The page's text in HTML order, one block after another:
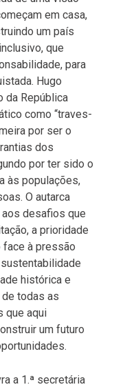
em casa,
um país
que
para
Hugo
da República
como “traves-
por ser o
dos
por ter sido o
às populações,
O autarca
desafios que
a prioridade
à pressão
histórica e
todas as
que aqui
um futuro
a 1.ª secretária